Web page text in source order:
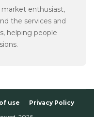
market enthusiast,
the services and
helping people
use
Privacy Policy